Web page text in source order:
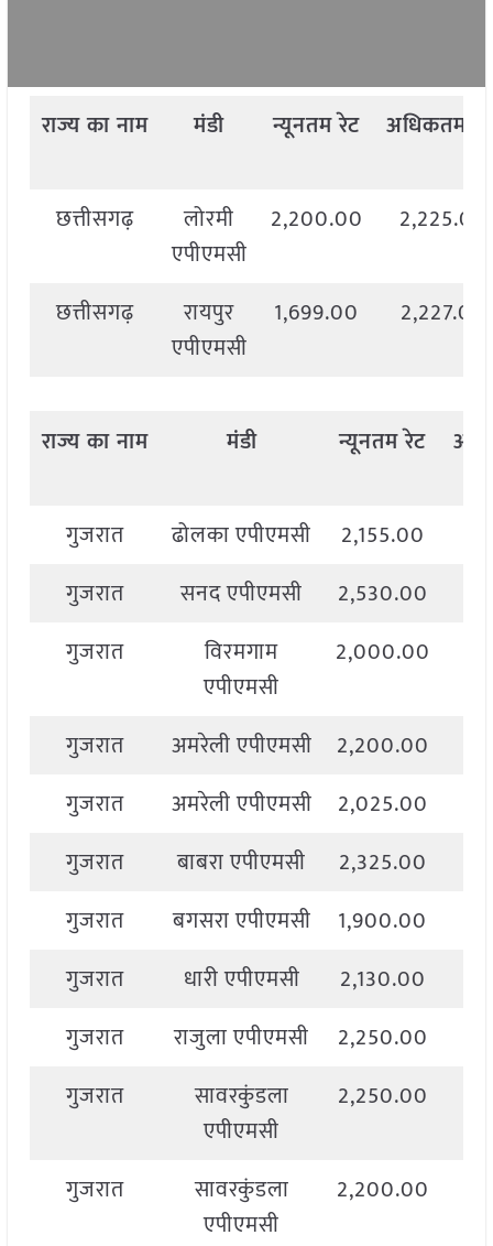
राज्यकानाम मंडी न्यूनतमरेट अधिकतम
छत्तीसगढ़
लोरमी
एपीएमसी
2,200.00 2,225.00
छत्तीसगढ़
रायपुर
एपीएमसी
1,699.00 2,227.00
राज्यकानाम मंडी न्यूनतमरेट
गुजरात ढोलका एपीएमसी 2,155.00
गुजरात
सनद एपीएमसी 2,530.00
गुजरात
विरमगाम
एपीएमसी
2,000.00
गुजरात अमरेली एपीएमसी 2,200.00
गुजरात
अमरेली एपीएमसी 2,025.00
गुजरात
बाबरा एपीएमसी 2,325.00
गुजरात
बगसरा एपीएमसी 1,900.00
गुजरात
धारी एपीएमसी 2,130.00
गुजरात
राजुला एपीएमसी 2,250.00
गुजरात
सावरकुंडला
एपीएमसी
2,250.00
गुजरात
सावरकुंडला
एपीएमसी
2,200.00